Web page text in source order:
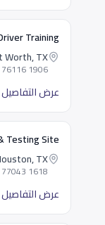
Training
Worth, TX
1906 Green Oaks Rd, Fort Worth, TX 76116
عرض التفاصيل
Testing Site
TX
1618 W Sam Houston Pkwy N, Houston, TX 77043
عرض التفاصيل